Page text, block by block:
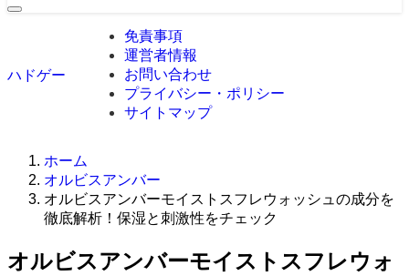
ハドゲー
免責事項
運営者情報
お問い合わせ
プライバシー・ポリシー
サイトマップ
ホーム
オルビスアンバー
オルビスアンバーモイストスフレウォッシュの成分を
徹底解析！保湿と刺激性をチェック
オルビスアンバーモイストスフレウォ